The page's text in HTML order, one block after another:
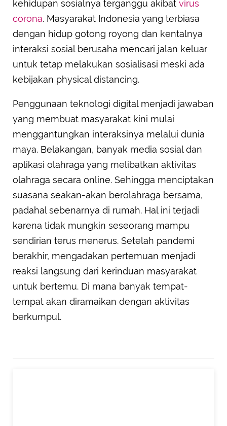
kehidupan sosialnya terganggu akibat virus
corona. Masyarakat Indonesia yang terbiasa
dengan hidup gotong royong dan kentalnya
interaksi sosial berusaha mencari jalan keluar
untuk tetap melakukan sosialisasi meski ada
kebijakan physical distancing.
Penggunaan teknologi digital menjadi jawaban
yang membuat masyarakat kini mulai
menggantungkan interaksinya melalui dunia
maya. Belakangan, banyak media sosial dan
aplikasi olahraga yang melibatkan aktivitas
olahraga secara online. Sehingga menciptakan
suasana seakan-akan berolahraga bersama,
padahal sebenarnya di rumah. Hal ini terjadi
karena tidak mungkin seseorang mampu
sendirian terus menerus. Setelah pandemi
berakhir, mengadakan pertemuan menjadi
reaksi langsung dari kerinduan masyarakat
untuk bertemu. Di mana banyak tempat-
tempat akan diramaikan dengan aktivitas
berkumpul.